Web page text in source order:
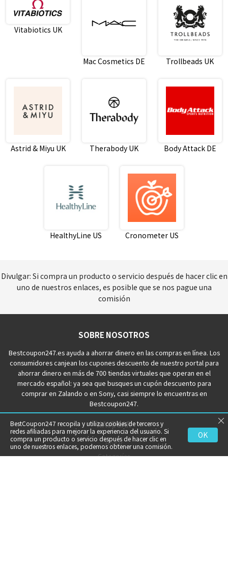
Vitabiotics UK
Mac Cosmetics DE Trollbeads UK
Astrid & Miyu UK Therabody UK Body Attack DE
HealthyLine US Cronometer US
Divulgar: Si compra un producto o servicio después de hacer clic en
uno de nuestros enlaces, es posible que se nos pague una
comisión
SOBRE NOSOTROS
Bestcoupon247.es ayuda a ahorrar dinero en las compras en línea. Los
consumidores canjean los cupones descuento de nuestro portal para
ahorrar dinero en más de 700 tiendas virtuales que operan en el
mercado español: ya sea que busques un cupón descuento para
comprar en Zalando o en Sony, casi siempre lo encuentras en
Bestcoupon247.
NAVEGAR
Hogar
Categorías
BestCoupon247 recopila y utiliza cookies de terceros y
redes afiliadas para mejorar la experiencia del usuario. Si
compra un producto o servicio después de hacer clic en
uno de nuestros enlaces, podemos obtener una comisión.
OK